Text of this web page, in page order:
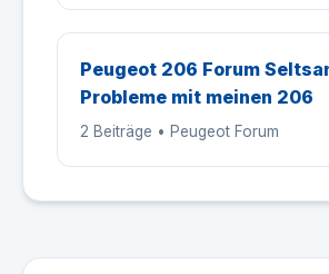
Peugeot 206 Forum
Probleme mit meinen 206
2 Beiträge • Peugeot Forum